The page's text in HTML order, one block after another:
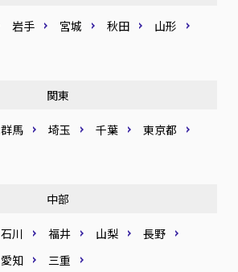
岩手 宮城 秋田
山形
関東
群馬 埼玉 千葉
東京都
中部
石川 福井 山梨
長野
愛知 三重